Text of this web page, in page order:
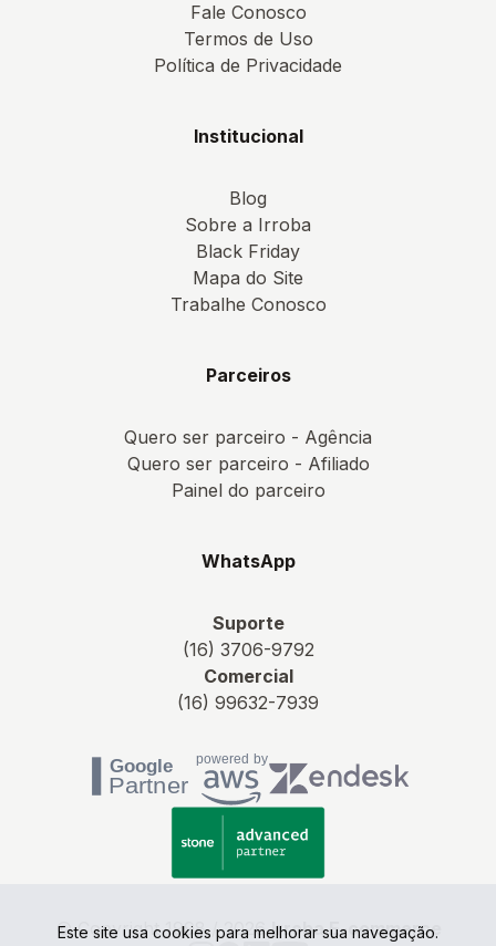
Fale Conosco
Termos de Uso
Política de Privacidade
Institucional
Blog
Sobre a Irroba
Black Friday
Mapa do Site
Trabalhe Conosco
Parceiros
Quero ser parceiro - Agência
Quero ser parceiro - Afiliado
Painel do parceiro
WhatsApp
Suporte
(16) 3706-9792
Comercial
(16) 99632-7939
© Copyright 1998 / 2026Irroba E-commerce
Este site usa cookies para melhorar sua navegação.